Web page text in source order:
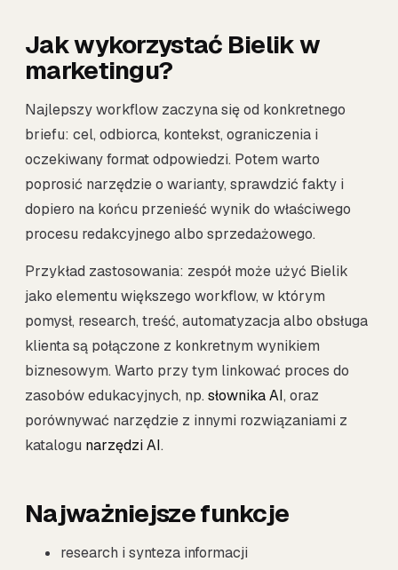
Jak wykorzystać Bielik w
marketingu?
Najlepszy workflow zaczyna się od konkretnego
briefu: cel, odbiorca, kontekst, ograniczenia i
oczekiwany format odpowiedzi. Potem warto
poprosić narzędzie o warianty, sprawdzić fakty i
dopiero na końcu przenieść wynik do właściwego
procesu redakcyjnego albo sprzedażowego.
Przykład zastosowania: zespół może użyć Bielik
jako elementu większego workflow, w którym
pomysł, research, treść, automatyzacja albo obsługa
klienta są połączone z konkretnym wynikiem
biznesowym. Warto przy tym linkować proces do
zasobów edukacyjnych, np. słownika AI, oraz
porównywać narzędzie z innymi rozwiązaniami z
katalogu narzędzi AI.
Najważniejsze funkcje
research i synteza informacji